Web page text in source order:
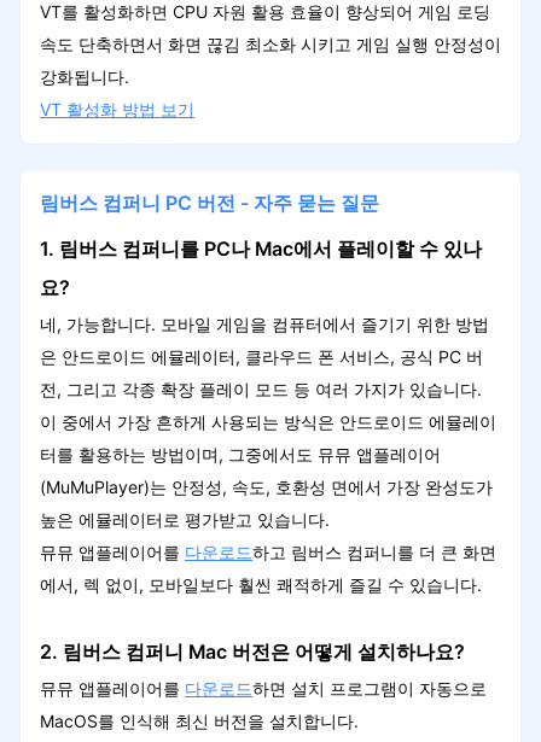
VT를 활성화하면 CPU 자원 활용 효율이 향상되어 게임 로딩
속도 단축하면서 화면 끊김 최소화 시키고 게임 실행 안정성이
강화됩니다.
VT 활성화 방법 보기
림버스 컴퍼니 PC 버전 - 자주 묻는 질문
1. 림버스 컴퍼니를 PC나 Mac에서 플레이할 수 있나
요?
네, 가능합니다. 모바일 게임을 컴퓨터에서 즐기기 위한 방법
은 안드로이드 에뮬레이터, 클라우드 폰 서비스, 공식 PC 버
전, 그리고 각종 확장 플레이 모드 등 여러 가지가 있습니다.
이 중에서 가장 흔하게 사용되는 방식은 안드로이드 에뮬레이
터를 활용하는 방법이며, 그중에서도 뮤뮤 앱플레이어
(MuMuPlayer)는 안정성, 속도, 호환성 면에서 가장 완성도가
높은 에뮬레이터로 평가받고 있습니다.
뮤뮤 앱플레이어를 다운로드하고 림버스 컴퍼니를 더 큰 화면
에서, 렉 없이, 모바일보다 훨씬 쾌적하게 즐길 수 있습니다.
2. 림버스 컴퍼니 Mac 버전은 어떻게 설치하나요?
뮤뮤 앱플레이어를 다운로드하면 설치 프로그램이 자동으로
MacOS를 인식해 최신 버전을 설치합니다.